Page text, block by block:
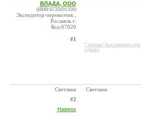
ВЛАДА, ООО
(ИНН:6725031350)
Экспедитор-перевозчик ,
Рославль г.
Код:67020
#1
* контакт был изменен или
удален
Светлана
#2
Наверх
Светлана